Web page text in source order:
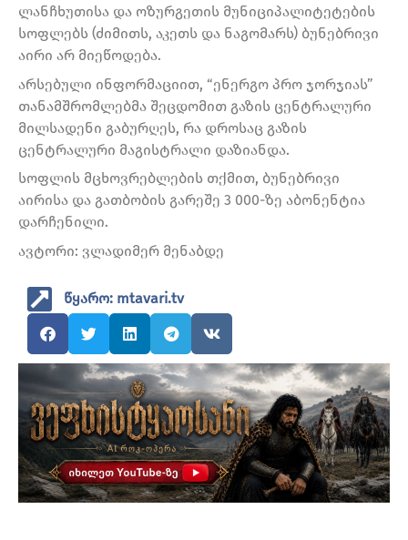
ლანჩხუთისა და ოზურგეთის მუნიციპალიტეტების
სოფლებს (ძიმითს, აკეთს და ნაგომარს) ბუნებრივი
აირი არ მიეწოდება.
არსებული ინფორმაციით, “ენერგო პრო ჯორჯიას”
თანამშრომლებმა შეცდომით გაზის ცენტრალური
მილსადენი გაბურღეს, რა დროსაც გაზის
ცენტრალური მაგისტრალი დაზიანდა.
სოფლის მცხოვრებლების თქმით, ბუნებრივი
აირისა და გათბობის გარეშე 3 000-ზე აბონენტია
დარჩენილი.
ავტორი: ვლადიმერ მენაბდე
წყარო: mtavari.tv